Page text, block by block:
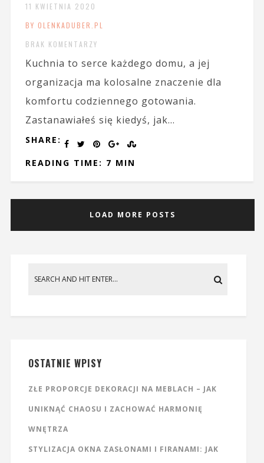
11 KWIETNIA 2020
BY OLENKADUBER.PL
BRAK KOMENTARZY
Kuchnia to serce każdego domu, a jej
organizacja ma kolosalne znaczenie dla
komfortu codziennego gotowania.
Zastanawiałeś się kiedyś, jak...
SHARE:
READING TIME: 7 MIN
LOAD MORE POSTS
OSTATNIE WPISY
ZŁE PROPORCJE DEKORACJI NA MEBLACH – JAK
UNIKNĄĆ CHAOSU I ZACHOWAĆ HARMONIĘ
WNĘTRZA
STYLIZACJA OKNA ZASŁONAMI I FIRANAMI: JAK